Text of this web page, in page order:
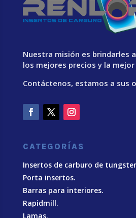
Nuestra misión es brindarles
los mejores precios y la
Contáctenos, estamos a sus
CATEGORÍAS
Insertos de carburo de
Porta insertos.
Barras para interiores.
Rapidmill.
Lamas.